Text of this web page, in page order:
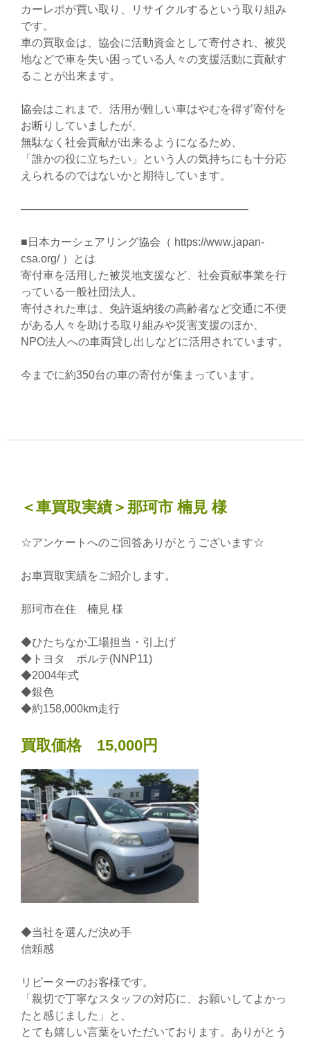
カーレポが買い取り、リサイクルするという取り組み
です。
車の買取金は、協会に活動資金として寄付され、被災
地などで車を失い困っている人々の支援活動に貢献す
ることが出来ます。
協会はこれまで、活用が難しい車はやむを得ず寄付を
お断りしていましたが、
無駄なく社会貢献が出来るようになるため、
「誰かの役に立ちたい」という人の気持ちにも十分応
えられるのではないかと期待しています。
————————————————————–
■日本カーシェアリング協会（ https://www.japan-
csa.org/ ）とは
寄付車を活用した被災地支援など、社会貢献事業を行
っている一般社団法人。
寄付された車は、免許返納後の高齢者など交通に不便
がある人々を助ける取り組みや災害支援のほか、
NPO法人への車両貸し出しなどに活用されています。
今までに約350台の車の寄付が集まっています。
＜車買取実績＞那珂市 楠見 様
☆アンケートへのご回答ありがとうございます☆
お車買取実績をご紹介します。
那珂市在住 楠見 様
◆ひたちなか工場担当・引上げ
◆トヨタ ポルテ(NNP11)
◆2004年式
◆銀色
◆約158,000km走行
買取価格 15,000円
◆当社を選んだ決め手
信頼感
リピーターのお客様です。
「親切で丁寧なスタッフの対応に、お願いしてよかっ
たと感じました」と、
とても嬉しい言葉をいただいております。ありがとう